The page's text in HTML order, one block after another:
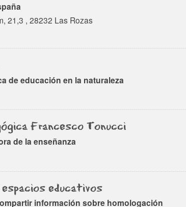
21,3 , 28232 Las Rozas
de educación en la naturaleza
Francesco Tonucci
de la enseñanza
educativos
información sobre homologación